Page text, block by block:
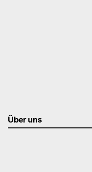
Über uns